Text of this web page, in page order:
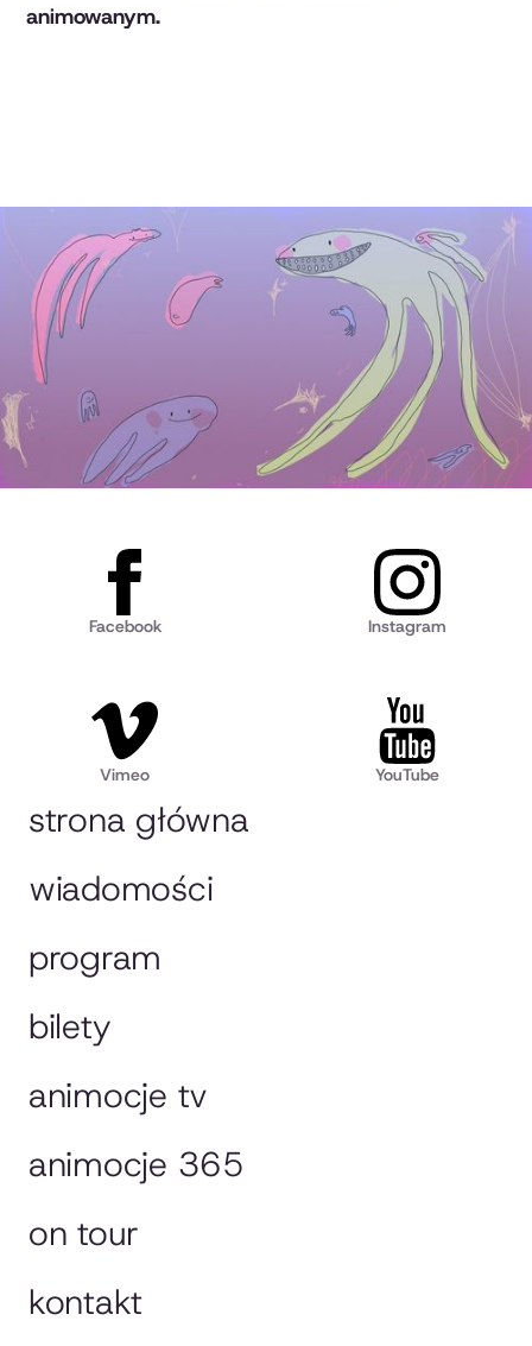
animowanym.
strona główna
wiadomości
program
bilety
animocje tv
animocje 365
on tour
kontakt
Facebook Instagram
Vimeo YouTube